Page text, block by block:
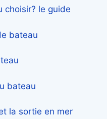
choisir? le guide
bateau
bateau
la sortie en mer